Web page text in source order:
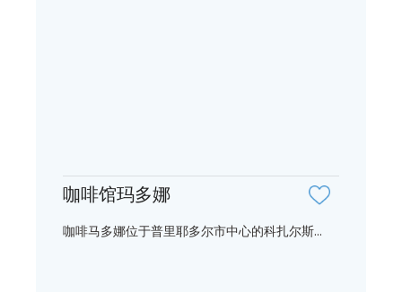
咖啡馆玛多娜
咖啡马多娜位于普里耶多尔市中心的科扎尔斯...